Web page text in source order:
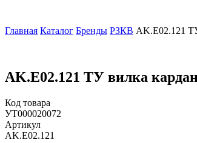
Главная Каталог Бренды РЗКВ AK.E02.121
AK.E02.121 ТУ вилка
Код товара
УТ000020072
Артикул
AK.E02.121